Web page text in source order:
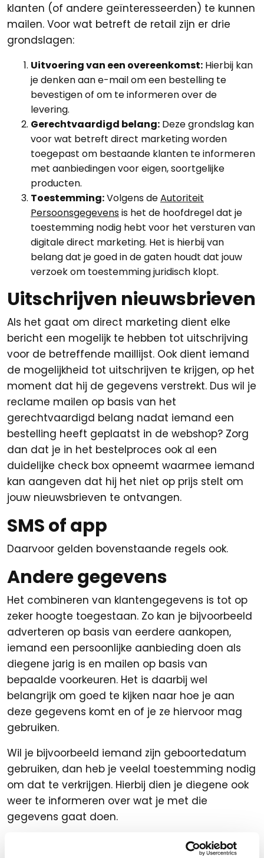
klanten (of andere geïnteresseerden) te kunnen
mailen. Voor wat betreft de retail zijn er drie
grondslagen:
Uitvoering van een overeenkomst: Hierbij kan
je denken aan e-mail om een bestelling te
bevestigen of om te informeren over de
levering.
Gerechtvaardigd belang: Deze grondslag kan
voor wat betreft direct marketing worden
toegepast om bestaande klanten te informeren
met aanbiedingen voor eigen, soortgelijke
producten.
Toestemming:Volgens deAutoriteit
Persoonsgegevensis het de hoofdregel dat je
toestemming nodig hebt voor het versturen van
digitale direct marketing. Het is hierbij van
belang dat je goed in de gaten houdt dat jouw
verzoek om toestemming juridisch klopt.
Uitschrijven nieuwsbrieven
Als het gaat om direct marketing dient elke
bericht een mogelijk te hebben tot uitschrijving
voor de betreffende maillijst. Ook dient iemand
de mogelijkheid tot uitschrijven te krijgen, op het
moment dat hij de gegevens verstrekt. Dus wil je
reclame mailen op basis van het
gerechtvaardigd belang nadat iemand een
bestelling heeft geplaatst in de webshop? Zorg
dan dat je in het bestelproces ook al een
duidelijke check box opneemt waarmee iemand
kan aangeven dat hij het niet op prijs stelt om
jouw nieuwsbrieven te ontvangen.
SMS of app
Daarvoor gelden bovenstaande regels ook.
Andere gegevens
Het combineren van klantengegevens is tot op
zeker hoogte toegestaan. Zo kan je bijvoorbeeld
adverteren op basis van eerdere aankopen,
iemand een persoonlijke aanbieding doen als
diegene jarig is en mailen op basis van
bepaalde voorkeuren. Het is daarbij wel
belangrijk om goed te kijken naar hoe je aan
deze gegevens komt en of je ze hiervoor mag
gebruiken.
Wil je bijvoorbeeld iemand zijn geboortedatum
gebruiken, dan heb je veelal toestemming nodig
om dat te verkrijgen. Hierbij dien je diegene ook
weer te informeren over wat je met die
gegevens gaat doen.
Houd rekening met…